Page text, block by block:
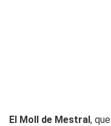
El Moll de Mestral,